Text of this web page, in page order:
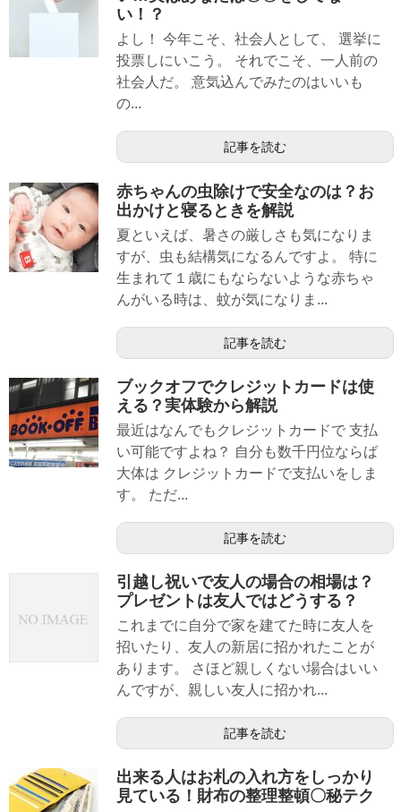
い！？
よし！ 今年こそ、社会人として、 選挙に
投票しにいこう。 それでこそ、一人前の
社会人だ。 意気込んでみたのはいいも
の...
記事を読む
赤ちゃんの虫除けで安全なのは？お
出かけと寝るときを解説
夏といえば、暑さの厳しさも気になりま
すが、虫も結構気になるんですよ。 特に
生まれて１歳にもならないような赤ちゃ
んがいる時は、蚊が気になりま...
記事を読む
ブックオフでクレジットカードは使
える？実体験から解説
最近はなんでもクレジットカードで 支払
い可能ですよね？ 自分も数千円位ならば
大体は クレジットカードで支払いをしま
す。 ただ...
記事を読む
引越し祝いで友人の場合の相場は？
プレゼントは友人ではどうする？
これまでに自分で家を建てた時に友人を
招いたり、友人の新居に招かれたことが
あります。 さほど親しくない場合はいい
んですが、親しい友人に招かれ...
記事を読む
出来る人はお札の入れ方をしっかり
見ている！財布の整理整頓〇秘テク